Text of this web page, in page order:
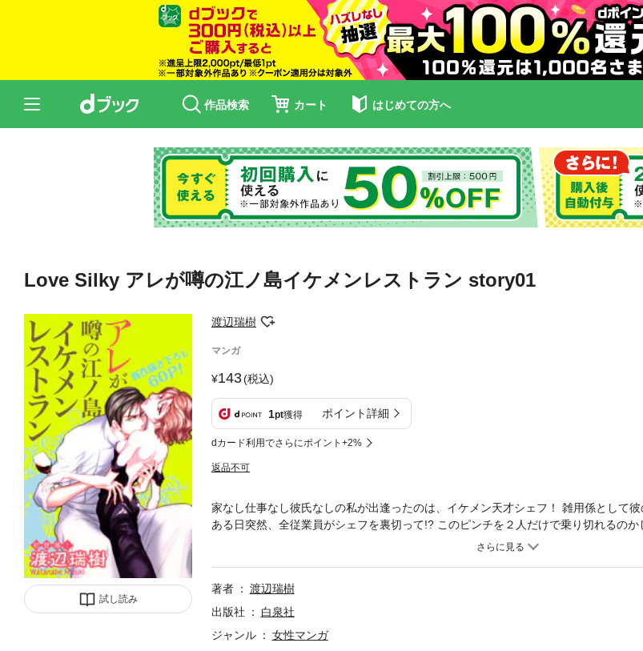
作品検索 カート はじめての方へ
Love Silky アレが噂の江ノ島イケメンレストラン story01
試し読み
渡辺瑞樹
マンガ
143(税込)
1pt獲得 ポイント詳細
dカード利用でさらにポイント+2%
返品不可
家なし仕事なし彼氏なしの私が出逢ったのは、イケメン天才シェフ！ 雑用係として彼
ある日突然、全従業員がシェフを裏切って!? このピンチを２人だけで乗り切れるの
トーリー、クライマックスカラー付き大長編60Pをサービスプライスで！(この作品は
著者
渡辺瑞樹
出版社
白泉社
ジャンル
女性マンガ